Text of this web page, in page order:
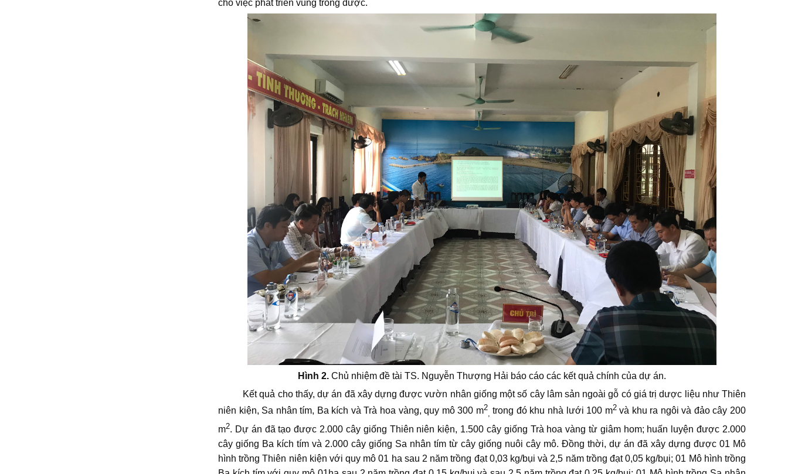
cho việc phát triển vùng trồng dược.
Hình 2. Chủ nhiệm đề tài TS. Nguyễn Thượng Hải báo cáo các kết quả chính của dự án.
Kết quả cho thấy, dự án đã xây dựng được vườn nhân giống một số cây lâm sản ngoài gỗ có giá trị dược liệu như Thiên
niên kiện, Sa nhân tím, Ba kích và Trà hoa vàng, quy mô 300 m2
, trong đó khu nhà lưới 100 m2và khu ra ngôi và đảo cây 200
m2. Dự án đã tạo được 2.000 cây giống Thiên niên kiện, 1.500 cây giống Trà hoa vàng từ giâm hom; huấn luyện được 2.000
cây giống Ba kích tím và 2.000 cây giống Sa nhân tím từ cây giống nuôi cây mô. Đồng thời, dự án đã xây dựng được 01 Mô
hình trồng Thiên niên kiện với quy mô 01 ha sau 2 năm trồng đạt 0,03 kg/bụi và 2,5 năm trồng đạt 0,05 kg/bụi; 01 Mô hình trồng